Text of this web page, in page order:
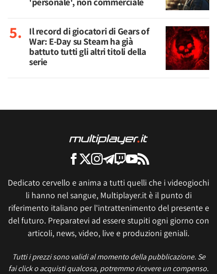
Il record di giocatori di Gears of
War: E-Day su Steam ha già
battuto tutti gli altri titoli della
serie
Dedicato cervello e anima a tutti quelli che i videogiochi
li hanno nel sangue, Multiplayer.it è il punto di
riferimento italiano per l'intrattenimento del presente e
del futuro. Preparatevi ad essere stupiti ogni giorno con
articoli, news, video, live e produzioni geniali.
Tutti i prezzi sono validi al momento della pubblicazione. Se
fai click o acquisti qualcosa, potremmo ricevere un compenso.